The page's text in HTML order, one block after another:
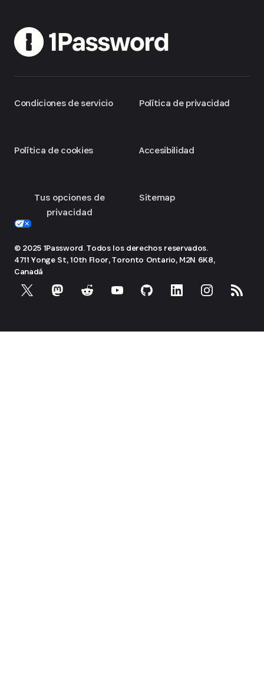
Condiciones de servicio
Política de cookies
Tus opciones de
privacidad
Política de privacidad
Accesibilidad
Sitemap
© 2025 1Password. Todos los derechos reservados.
4711 Yonge St, 10th Floor, Toronto Ontario, M2N 6K8,
Canadá